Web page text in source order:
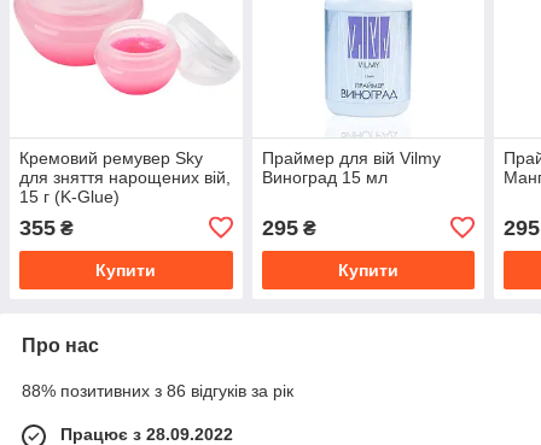
Кремовий ремувер Sky
для зняття нарощених вій,
15 г (K-Glue)
355 ₴
Купити
Праймер для вій Vilmy
Виноград 15 мл
295₴
Купити
295
Про нас
88% позитивних з 86 відгуків за рік
Працює з 28.09.2022